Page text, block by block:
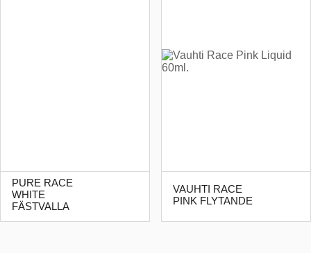
PURE RACE
WHITE
FÄSTVALLA
VAUHTI RACE
PINK FLYTANDE